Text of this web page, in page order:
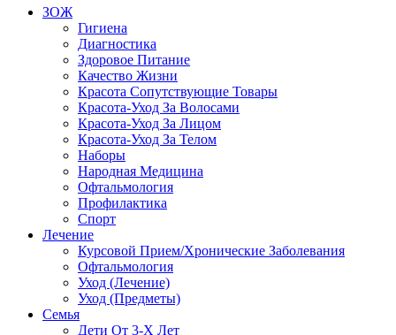
ЗОЖ
Гигиена
Диагностика
Здоровое Питание
Качество Жизни
Красота Сопутствующие Товары
Красота-Уход За Волосами
Красота-Уход За Лицом
Красота-Уход За Телом
Наборы
Народная Медицина
Офтальмология
Профилактика
Спорт
Лечение
Курсовой Прием/Хронические Заболевания
Офтальмология
Уход (Лечение)
Уход (Предметы)
Семья
Дети От 3-Х Лет